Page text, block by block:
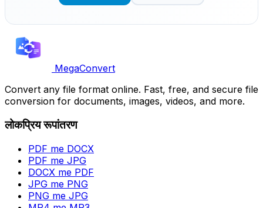
MegaConvert
Convert any file format online. Fast, free, and secure file
conversion for documents, images, videos, and more.
लोकप्रिय रूपांतरण
PDF me DOCX
PDF me JPG
DOCX me PDF
JPG me PNG
PNG me JPG